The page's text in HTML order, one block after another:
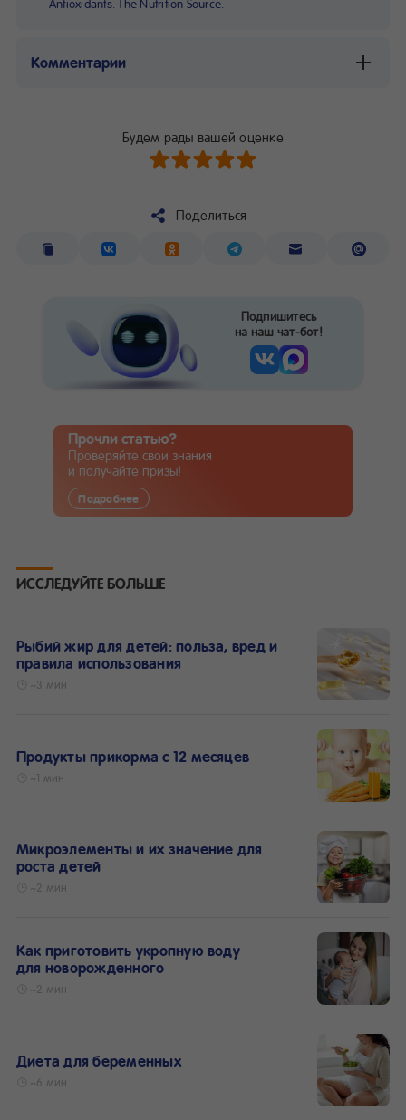
Antioxidants. The Nutrition Source.
Комментарии
Будем рады вашей оценке
Поделиться
Подпишитесь
на наш чат-бот!
Прочли статью?
Проверяйте свои знания
и получайте призы!
Подробнее
ИССЛЕДУЙТЕ БОЛЬШЕ
Рыбий жир для детей: польза, вред и
правила использования
~3 мин
Продукты прикорма с 12 месяцев
~1 мин
Микроэлементы и их значение для
роста детей
~2 мин
Как приготовить укропную воду
для новорожденного
~2 мин
Диета для беременных
~6 мин